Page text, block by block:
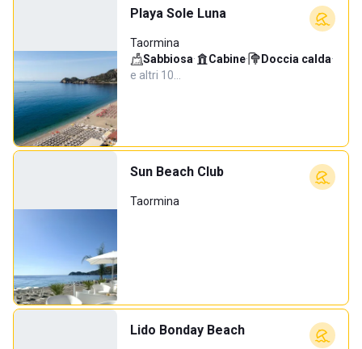
Playa Sole Luna
Taormina
Sabbiosa· Cabine· Doccia calda·
e altri 10…
Sun Beach Club
Taormina
Lido Bonday Beach